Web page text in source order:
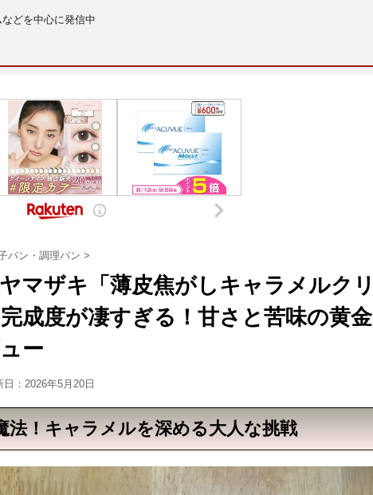
どを中心に発信中
パン・調理パン >
ヤマザキ「薄皮焦がしキャラメルクリ
成度が凄すぎる！甘さと苦味の黄金
ー
： 2026年5月20日
法！キャラメルを深める大人な挑戦